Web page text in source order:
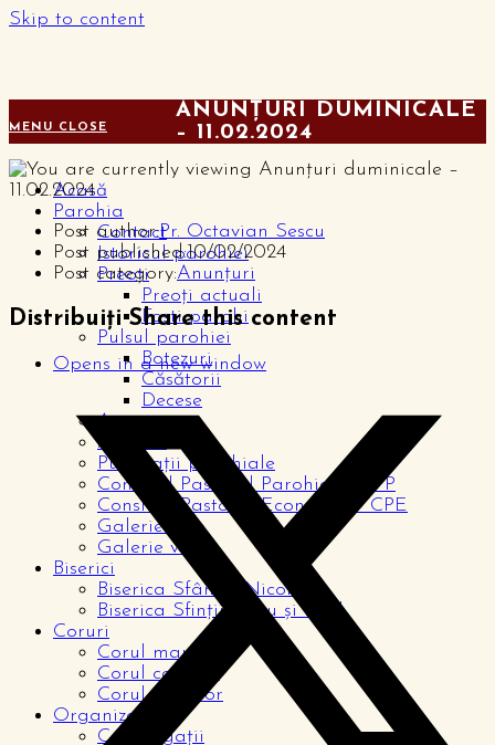
Skip to content
MENU CLOSE
Acasă
Parohia
Contact
Istoricul parohiei
Preoți
Preoți actuali
Foști parohi
Pulsul parohiei
Botezuri
Căsătorii
Decese
Anunțuri
Articole
Publicații parohiale
Consiliul Pastoral Parohial – CPP
Consiliul Pastoral Economic – CPE
Galerie foto
Galerie video
Biserici
Biserica Sfântul Nicolae
Biserica Sfinții Petru și Paul
Coruri
Corul mare
Corul copiilor
Corul tinerilor
Organizații
Congregații
ANUNȚURI DUMINICALE
– 11.02.2024
Post author:Pr. Octavian Sescu
Post published:10/02/2024
Post category:Anunțuri
Distribuiți Share this content
Opens in a new window